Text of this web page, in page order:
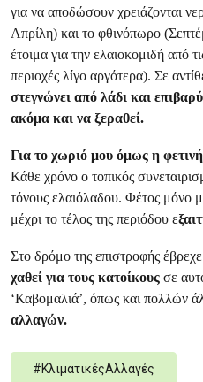
για να αποδώσουν χρειάζονται
Απρίλη) και το φθινόπωρο
έτοιμα για την ελαιοκομιδή από
περιοχές λίγο αργότερα). Σε
στεγνώνει από λάδι και
ακόμα και να ξεραθεί.
Για το χωριό μου όμως η
Κάθε χρόνο ο τοπικός
τόνους ελαιόλαδου. Φέτος μόνο
μέχρι το τέλος της περιόδου ε
Στο δρόμο της επιστροφής
χαθεί για τους κατοίκους σε
‘Καβομαλιά’, όπως και πολλών
αλλαγών.
#ΚλιματικέςΑλλαγές